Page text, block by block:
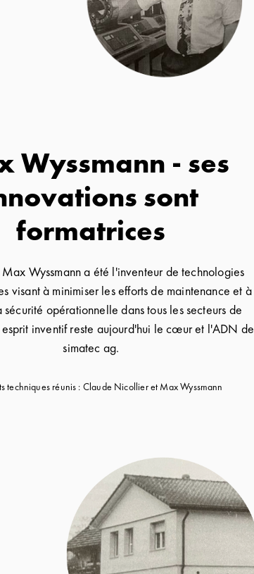
Wyssmann - ses
sont
formatrices
Wyssmann a été l'inventeur de technologies
visant à minimiser les efforts de maintenance et à
sécurité opérationnelle dans tous les secteurs de
esprit inventif reste aujourd'hui le cœur et l'ADN de
simatec ag.
techniques réunis : Claude Nicollier et Max Wyssmann